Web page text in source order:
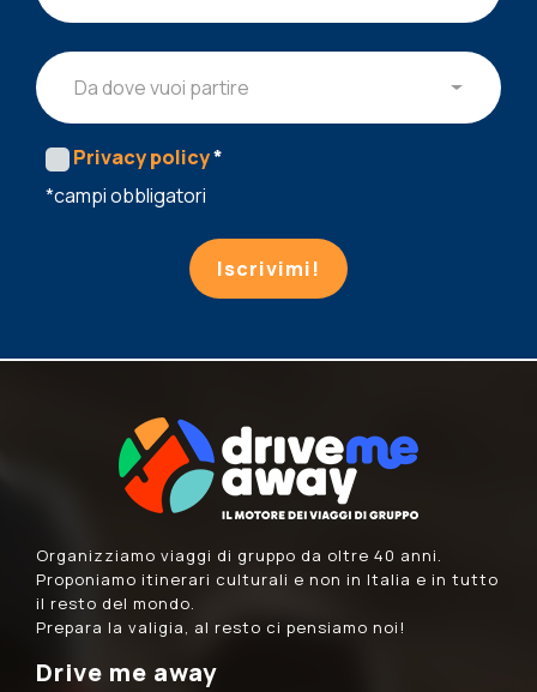
Da dove vuoi partire
Privacy policy*
*campi obbligatori
Iscrivimi!
Organizziamo viaggi di gruppo da oltre 40 anni.
Proponiamo itinerari culturali e non in Italia e in tutto
il resto del mondo.
Prepara la valigia, al resto ci pensiamo noi!
Drive me away